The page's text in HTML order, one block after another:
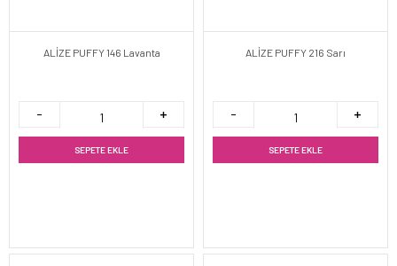
ALİZE PUFFY 146 Lavanta
SEPETE EKLE
ALİZE PUFFY 216 Sarı
SEPETE EKLE